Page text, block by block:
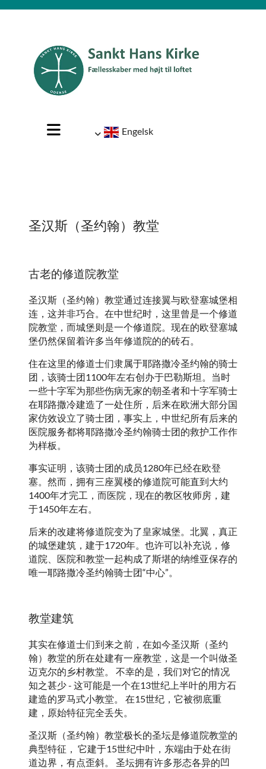
Engelsk
圣汉斯（圣约翰）教堂
古老的修道院教堂
圣汉斯（圣约翰）教堂通过连接翼与欧登塞城堡相
连，这并非巧合。在中世纪时，这里曾是一个修道
院教堂，而城堡则是一个修道院。现在的欧登塞城
堡仍然保留着许多当年修道院的的砖石。
住在这里的修道士们隶属于耶路撒冷圣约翰的骑士
团，该骑士团1100年左右创办于巴勒斯坦。当时
一些十字军为那些伤病无家的朝圣者和十字军骑士
在耶路撒冷建造了一处住所，后来在欧洲大部分国
家仿效设立了骑士团，事实上，中世纪所有后来的
医院服务都将耶路撒冷圣约翰骑士团的救护工作作
为样板。
事实证明，该骑士团的成员1280年已经在欧登
塞。然而，拥有三座翼楼的修道院可能直到大约
1400年才完工，而医院，现在的教区牧师房，建
于1450年左右。
后来的改建将修道院变为了皇家城堡。北翼，真正
的城堡建筑，建于1720年。也许可以补充说，修
道院、医院和教堂一起构成了斯堪的纳维亚保存的
唯一耶路撒冷圣约翰骑士团“中心”。
教堂建筑
其实在修道士们到来之前，在如今圣汉斯（圣约
翰）教堂的所在处建有一座教堂，这是一个叫做圣
迈克尔的乡村教堂。 不幸的是，我们对它的情况
知之甚少 - 这可能是一个在13世纪上半叶的用方石
建造的罗马式小教堂。 在15世纪，它被彻底重
建，原始特征完全丢失。
圣汉斯（圣约翰）教堂极长的圣坛是修道院教堂的
典型特征， 它建于15世纪中叶，东端由于处在街
道边界，有点歪斜。 圣坛拥有许多形态各异的凹